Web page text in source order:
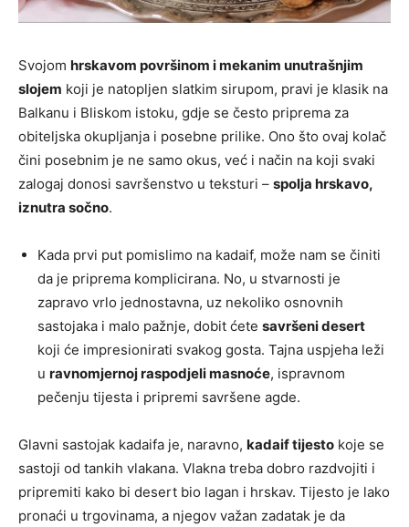
Svojom hrskavom površinom i mekanim unutrašnjim
slojem koji je natopljen slatkim sirupom, pravi je klasik na
Balkanu i Bliskom istoku, gdje se često priprema za
obiteljska okupljanja i posebne prilike. Ono što ovaj kolač
čini posebnim je ne samo okus, već i način na koji svaki
zalogaj donosi savršenstvo u teksturi – spolja hrskavo,
iznutra sočno.
Kada prvi put pomislimo na kadaif, može nam se činiti
da je priprema komplicirana. No, u stvarnosti je
zapravo vrlo jednostavna, uz nekoliko osnovnih
sastojaka i malo pažnje, dobit ćete savršeni desert
koji će impresionirati svakog gosta. Tajna uspjeha leži
u ravnomjernoj raspodjeli masnoće, ispravnom
pečenju tijesta i pripremi savršene agde.
Glavni sastojak kadaifa je, naravno, kadaif tijesto koje se
sastoji od tankih vlakana. Vlakna treba dobro razdvojiti i
pripremiti kako bi desert bio lagan i hrskav. Tijesto je lako
pronaći u trgovinama, a njegov važan zadatak je da